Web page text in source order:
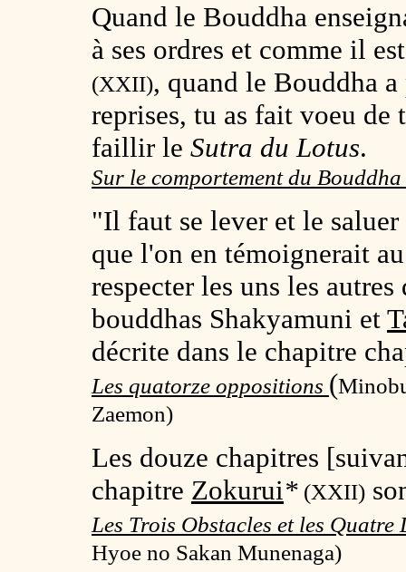
Quand le Bouddha
à ses ordres et comme il
(XXII), quand le Bouddha
reprises, tu as fait voeu de
faillir le Sutra du Lotus.
Sur le comportement du Bouddha
"Il faut se lever et le
que l'on en témoignerait
respecter les uns les
bouddhas Shakyamuni et
décrite dans le chapitre
Les quatorze oppositions (
Zaemon)
Les douze chapitres
chapitre Zokurui* (XXII)
Les Trois Obstacles et les Quatre
Hyoe no Sakan Munenaga)